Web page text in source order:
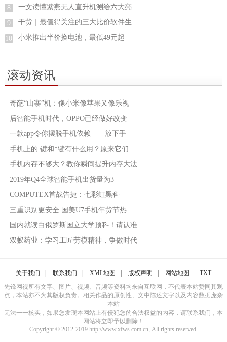
8 一文读懂紫燕无人直升机测绘六大亮
9 干货｜最值得关注的三大比价软件生
10 小米推出半价换电池，最低49元起
滚动资讯
奇葩“山寨”机：像小米像苹果又像乐视
后智能手机时代，OPPO已经做好改变
一款app令你摆脱手机依赖——放下手
手机上的 键和*键有什么用？原来它们
手机内存不够大？教你瞬间提升内存大法
2019年Q4全球智能手机出货量为3
COMPUTEX首战告捷：七彩虹黑科
三重识别更安全 国美U7手机年货节热
国内就读白俄罗斯国立大学预科！请认准
双蚁药业：学习工匠劳模精神，争做时代
关于我们 联系我们 XML地图 版权声明 网站地图
TXT
先锋网视所有文字、图片、视频、音频等资料均来自互联网，不代表本站赞同其观
点，本站亦不为其版权负责。相关作品的原创性、文中陈述文字以及内容数据庞杂
本站
无法一一核实，如果您发现本网站上有侵犯您的合法权益的内容，请联系我们，本
网站将立即予以删除！
Copyright © 2012-2019 http://www.xfws.com.cn, All rights reserved.